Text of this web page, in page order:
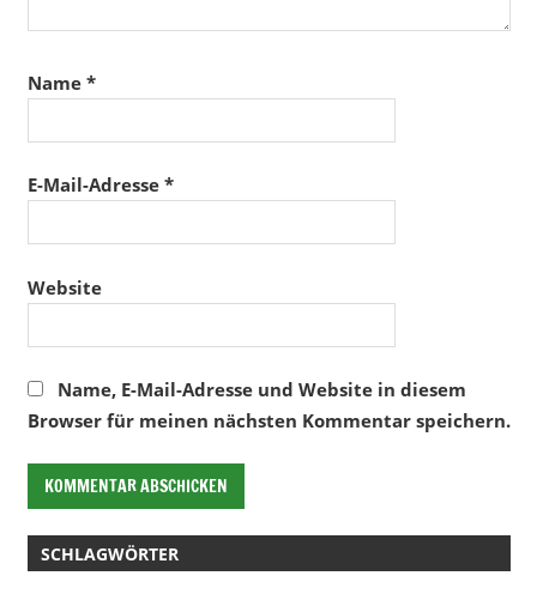
Name *
E-Mail-Adresse *
Website
Name, E-Mail-Adresse und Website in diesem
Browser für meinen nächsten Kommentar speichern.
SCHLAGWÖRTER